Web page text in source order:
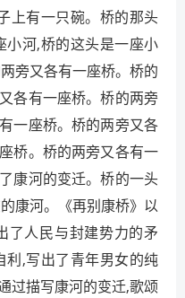
上有一只碗。桥的那头
小河,桥的这头是一座小
旁又各有一座桥。桥的
各有一座桥。桥的两旁
一座桥。桥的两旁又各
桥。桥的两旁又各有一
康河的变迁。桥的一头
康河。《再别康桥》以
了人民与封建势力的矛
利,写出了青年男女的纯
过描写康河的变迁,歌颂